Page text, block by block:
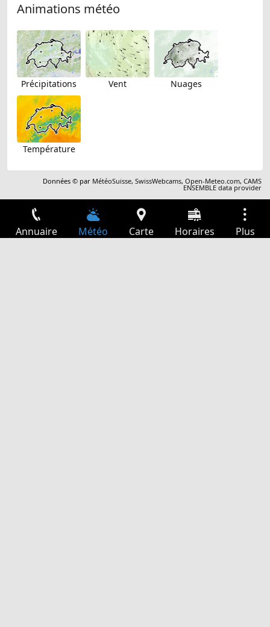
Animations météo
Précipitations Vent Nuages
Température
Données © par MétéoSuisse,SwissWebcams,Open-Meteo.com,CAMS
ENSEMBLE data provider
Annuaire Météo Carte Horaires Plus